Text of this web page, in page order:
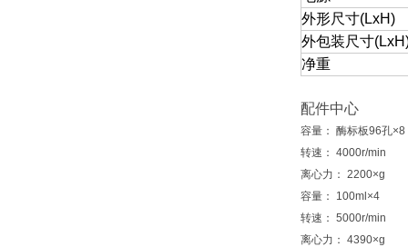
外形尺寸(LxH)
外包装尺寸
净重
配件中心
容量： 酶标板96孔×8
转速： 4000r/min
离心力： 2200×g
容量： 100ml×4
转速： 5000r/min
离心力： 4390×g